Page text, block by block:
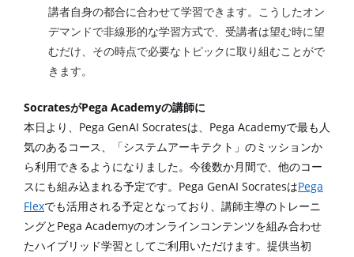
講者自身の都合に合わせて学習できます。こうしたオン
デマンドで非線形的な学習方式で、受講者は望む時に望
むだけ、その時点で必要なトピックに取り組むことがで
きます。
SocratesがPega Academyの講師に
本日より、 Pega GenAI Socratesは、 Pega Academyで最も人
気のあるコース、「システムアーキテクト」のミッションか
ら利用できるようになりました。今後数か月間で、他のコー
スにも組み込まれる予定です。 Pega GenAI SocratesはPega
Flexでも活用される予定となっており、講師主導のトレーニ
ングと Pega Academyのオンラインコンテンツを組み合わせ
たハイブリッド学習としてご利用いただけます。提供当初